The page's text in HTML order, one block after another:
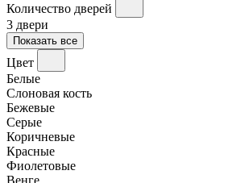
Количество дверей
3 двери
Показать все
Цвет
Белые
Слоновая кость
Бежевые
Серые
Коричневые
Красные
Фиолетовые
Венге